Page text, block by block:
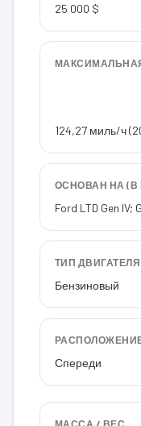
25 000 $
124,27 миль/ч
ОСНОВАН НА
Ford LTD Gen IV;
ТИП ДВИГАТЕЛЯ
Бензиновый
Спереди
МАССА / ВЕС